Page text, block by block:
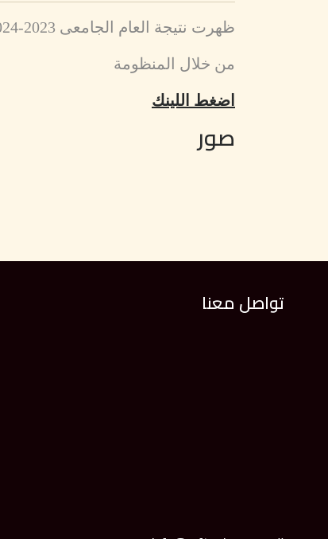
ظهرت نتيجة العام الجامعى 2023-2024
من خلال المنظومة
اضغط اللينك
صور
تواصل معنا